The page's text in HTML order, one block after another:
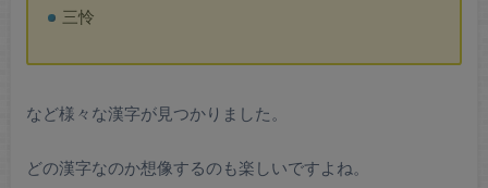
三怜
など様々な漢字が見つかりました。
どの漢字なのか想像するのも楽しいですよね。